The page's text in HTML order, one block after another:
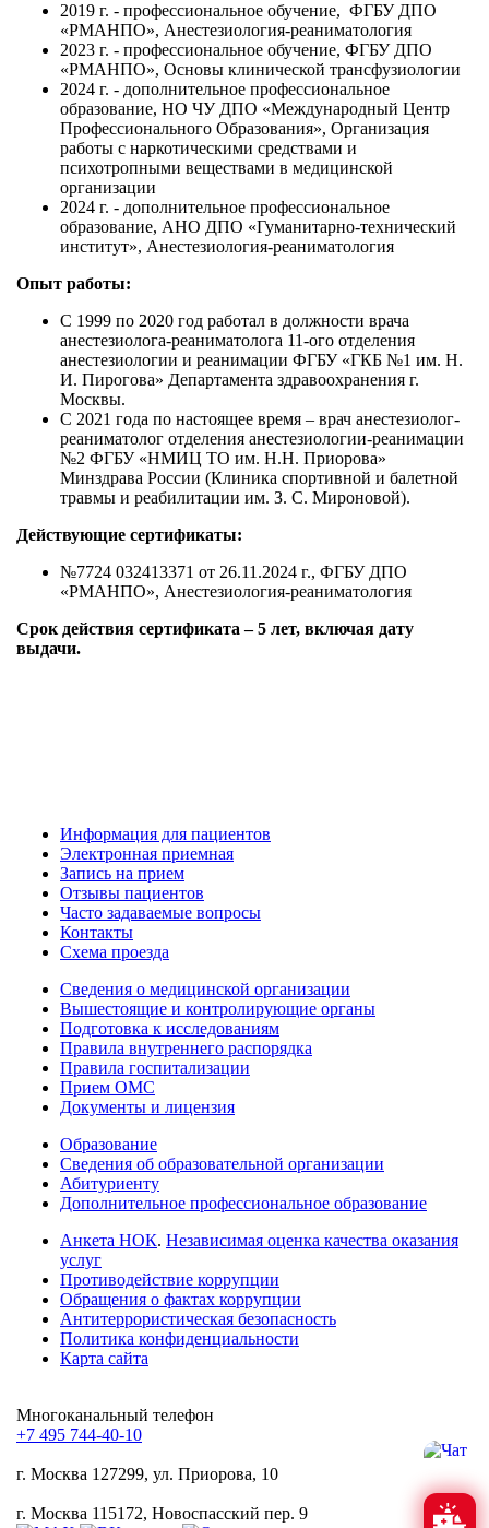
2019 г. - профессиональное обучение, ФГБУ ДПО
«РМАНПО», Анестезиология-реаниматология
2023 г. - профессиональное обучение, ФГБУ ДПО
«РМАНПО», Основы клинической трансфузиологии
2024 г. - дополнительное профессиональное
образование, НО ЧУ ДПО «Международный Центр
Профессионального Образования», Организация
работы с наркотическими средствами и
психотропными веществами в медицинской
организации
2024 г. - дополнительное профессиональное
образование, АНО ДПО «Гуманитарно-технический
институт», Анестезиология-реаниматология
Опыт работы:
С 1999 по 2020 год работал в должности врача
анестезиолога-реаниматолога 11-ого отделения
анестезиологии и реанимации ФГБУ «ГКБ №1 им. Н.
И. Пирогова» Департамента здравоохранения г.
Москвы.
С 2021 года по настоящее время – врач анестезиолог-
реаниматолог отделения анестезиологии-реанимации
№2 ФГБУ «НМИЦ ТО им. Н.Н. Приорова»
Минздрава России (Клиника спортивной и балетной
травмы и реабилитации им. З. С. Мироновой).
Действующие сертификаты:
№7724 032413371 от 26.11.2024 г., ФГБУ ДПО
«РМАНПО», Анестезиология-реаниматология
Срок действия сертификата – 5 лет, включая дату
выдачи.
Информация для пациентов
Электронная приемная
Запись на прием
Отзывы пациентов
Часто задаваемые вопросы
Контакты
Схема проезда
Сведения о медицинской организации
Вышестоящие и контролирующие органы
Подготовка к исследованиям
Правила внутреннего распорядка
Правила госпитализации
Прием ОМС
Документы и лицензия
Образование
Сведения об образовательной организации
Абитуриенту
Дополнительное профессиональное образование
Анкета НОК. Независимая оценка качества оказания
услуг
Противодействие коррупции
Обращения о фактах коррупции
Антитеррористическая безопасность
Политика конфиденциальности
Карта сайта
Многоканальный телефон
+7 495 744-40-10
г. Москва 127299, ул. Приорова, 10
г. Москва 115172, Новоспасский пер. 9